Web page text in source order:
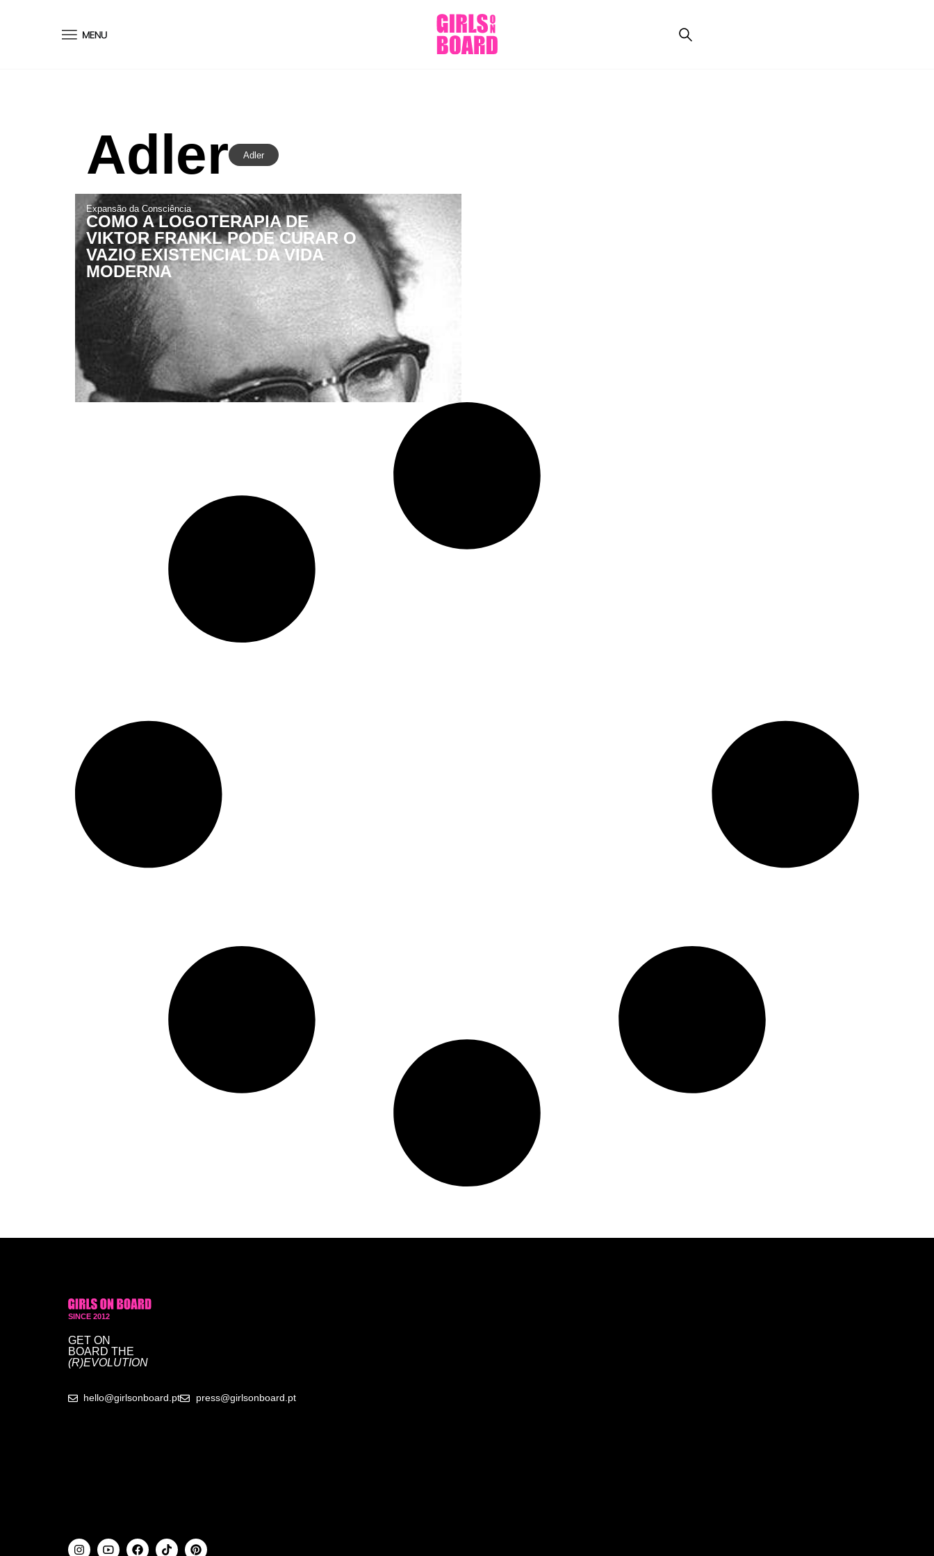
Adler Adler
Expansão da Consciência
COMO A LOGOTERAPIA DE
VIKTOR FRANKL PODE CURAR O
VAZIO EXISTENCIAL DA VIDA
MODERNA
SINCE 2012
GET ON
BOARD THE
(R)EVOLUTION
hello@girlsonboard.pt press@girlsonboard.pt